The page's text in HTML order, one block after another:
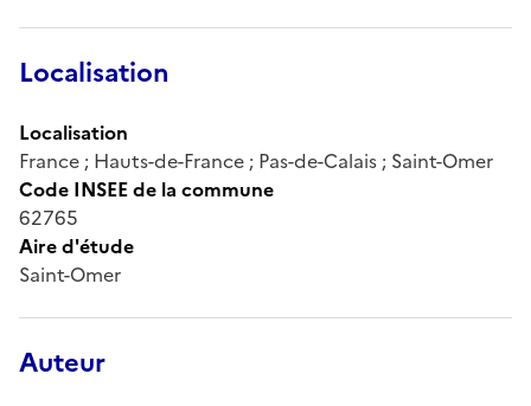
Localisation
Localisation
France ; Hauts-de-France ; Pas-de-Calais ; Saint-Omer
Code INSEE de la commune
62765
Aire d'étude
Saint-Omer
Auteur